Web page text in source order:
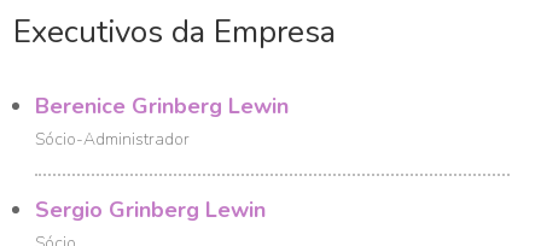
Executivos da Empresa
Berenice Grinberg Lewin
Sócio-Administrador
Sergio Grinberg Lewin